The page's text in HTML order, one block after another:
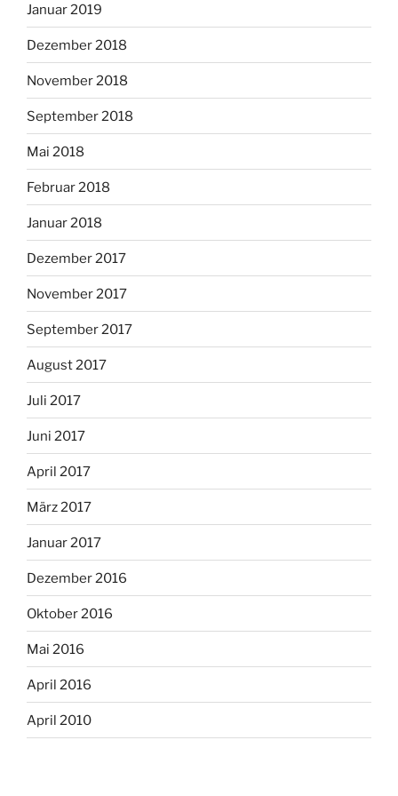
Januar 2019
Dezember 2018
November 2018
September 2018
Mai 2018
Februar 2018
Januar 2018
Dezember 2017
November 2017
September 2017
August 2017
Juli 2017
Juni 2017
April 2017
März 2017
Januar 2017
Dezember 2016
Oktober 2016
Mai 2016
April 2016
April 2010